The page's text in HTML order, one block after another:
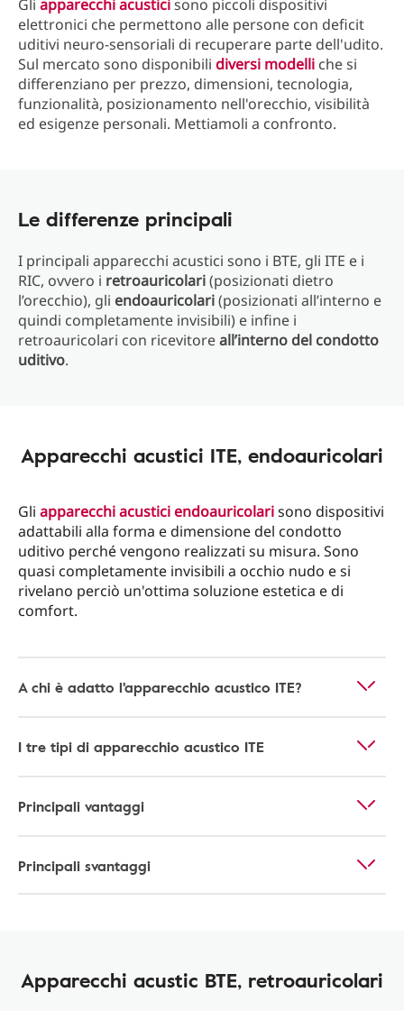
Gli apparecchi acusticisono piccoli dispositivi
elettronici che permettono alle persone con deficit
uditivi neuro-sensoriali di recuperare parte dell'udito.
Sul mercato sono disponibili diversi modelli che si
differenziano per prezzo, dimensioni, tecnologia,
funzionalità, posizionamento nell'orecchio, visibilità
ed esigenze personali. Mettiamoli a confronto.
Le differenze principali
I principali apparecchi acustici sono i BTE, gli ITE e i
RIC, ovvero i retroauricolari(posizionati dietro
l’orecchio), gli endoauricolari(posizionati all’interno e
quindi completamente invisibili) e infine i
retroauricolari con ricevitoreall’interno del condotto
uditivo.
Apparecchi acustici ITE, endoauricolari
Gli apparecchi acustici endoauricolarisono dispositivi
adattabili alla forma e dimensione del condotto
uditivo perché vengono realizzati su misura. Sono
quasi completamente invisibili a occhio nudo e si
rivelano perciò un'ottima soluzione estetica e di
comfort.
A chi è adatto l'apparecchio acustico ITE?
I tre tipi di apparecchio acustico ITE
Principali vantaggi
Principali svantaggi
Apparecchi acustic BTE, retroauricolari